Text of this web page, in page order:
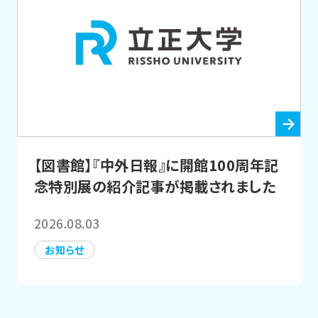
【図書館】『中外日報』に開館100周年記
念特別展の紹介記事が掲載されました
2026.08.03
お知らせ